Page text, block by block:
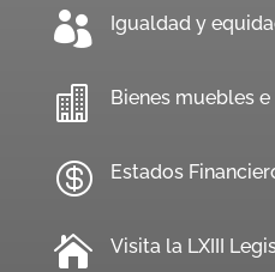
 Igualdad y
 Bienes muebles
 Estados
 Visita la LXIII